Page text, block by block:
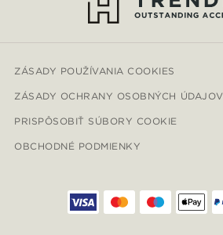
ZÁSADY POUŽÍVANIA COOKIES
ZÁSADY OCHRANY OSOBNÝCH ÚDAJOV
PRISPÔSOBIŤ SÚBORY COOKIE
OBCHODNÉ PODMIENKY